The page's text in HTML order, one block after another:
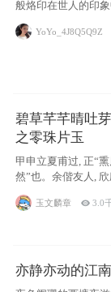
般烙印在世人的印
小桥流水
YoYo_4J8Q5Q9Z
碧草芊芊晴吐
之零珠片玉
甲申立夏甫过, 正“熏风初入弦”, “榴花开欲
然”也。余偕友人,
玉文麟章  3.0
亦静亦动的江